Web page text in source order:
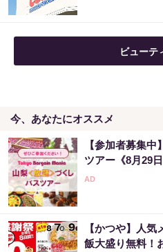
ビューテ
今、あなたにオススメ
【参加者募集
ツアー《8月29日
【かつや】人
飯大盛り無料！